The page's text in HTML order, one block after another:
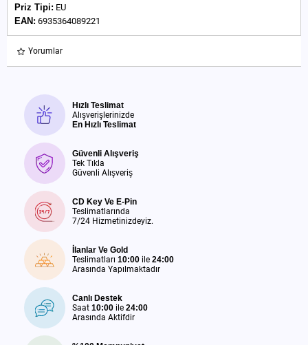
Priz Tipi: EU
EAN: 6935364089221
Yorumlar
Hızlı Teslimat
Alışverişlerinizde
En Hızlı Teslimat
Güvenli Alışveriş
Tek Tıkla
Güvenli Alışveriş
CD Key Ve E-Pin
Teslimatlarında
7/24 Hizmetinizdeyiz.
İlanlar Ve Gold
Teslimatları 10:00 ile 24:00
Arasında Yapılmaktadır
Canlı Destek
Saat 10:00 ile 24:00
Arasında Aktifdir